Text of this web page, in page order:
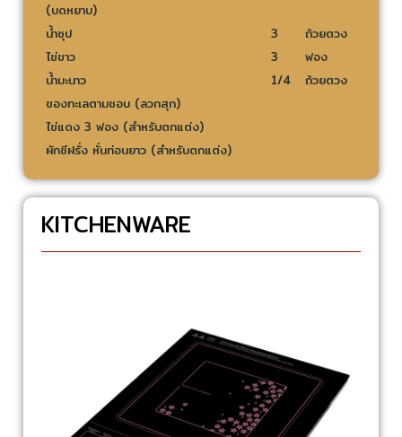
(บดหยาบ)
น้ำซุป
3
ถ้วยตวง
ไข่ขาว
3
ฟอง
น้ำมะนาว
1/4
ถ้วยตวง
ของทะเลตามชอบ (ลวกสุก)
ไข่แดง 3 ฟอง (สำหรับตกแต่ง)
ผักชีฝรั่ง หั่นท่อนยาว (สำหรับตกแต่ง)
KITCHENWARE